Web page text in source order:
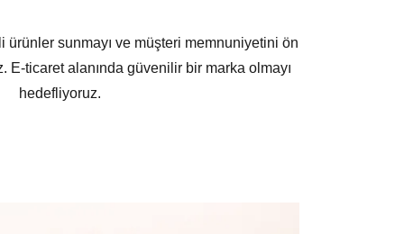
sunmayı ve müşteri memnuniyetini ön
E-ticaret alanında güvenilir bir marka olmayı
hedefliyoruz.